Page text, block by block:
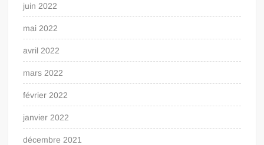
juin 2022
mai 2022
avril 2022
mars 2022
février 2022
janvier 2022
décembre 2021